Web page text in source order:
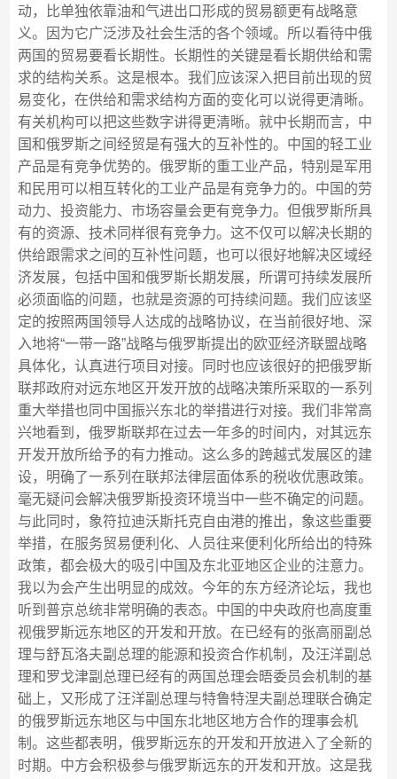
动，比单独依靠油和气进出口形成的贸易额更有战略意
义。因为它广泛涉及社会生活的各个领域。所以看待中俄
两国的贸易要看长期性。长期性的关键是看长期供给和需
求的结构关系。这是根本。我们应该深入把目前出现的贸
易变化，在供给和需求结构方面的变化可以说得更清晰。
有关机构可以把这些数字讲得更清晰。就中长期而言，中
国和俄罗斯之间经贸是有强大的互补性的。中国的轻工业
产品是有竞争优势的。俄罗斯的重工业产品，特别是军用
和民用可以相互转化的工业产品是有竞争力的。中国的劳
动力、投资能力、市场容量会更有竞争力。但俄罗斯所具
有的资源、技术同样很有竞争力。这不仅可以解决长期的
供给跟需求之间的互补性问题，也可以很好地解决区域经
济发展，包括中国和俄罗斯长期发展，所谓可持续发展所
必须面临的问题，也就是资源的可持续问题。我们应该坚
定的按照两国领导人达成的战略协议，在当前很好地、深
入地将“一带一路”战略与俄罗斯提出的欧亚经济联盟战略
具体化，认真进行项目对接。同时也应该很好的把俄罗斯
联邦政府对远东地区开发开放的战略决策所采取的一系列
重大举措也同中国振兴东北的举措进行对接。我们非常高
兴地看到，俄罗斯联邦在过去一年多的时间内，对其远东
开发开放所给予的有力推动。这么多的跨越式发展区的建
设，明确了一系列在联邦法律层面体系的税收优惠政策。
毫无疑问会解决俄罗斯投资环境当中一些不确定的问题。
与此同时，象符拉迪沃斯托克自由港的推出，象这些重要
举措，在服务贸易便利化、人员往来便利化所给出的特殊
政策，都会极大的吸引中国及东北亚地区企业的注意力。
我以为会产生出明显的成效。今年的东方经济论坛，我也
听到普京总统非常明确的表态。中国的中央政府也高度重
视俄罗斯远东地区的开发和开放。在已经有的张高丽副总
理与舒瓦洛夫副总理的能源和投资合作机制，及汪洋副总
理和罗戈津副总理已经有的两国总理会晤委员会机制的基
础上，又形成了汪洋副总理与特鲁特涅夫副总理联合确定
的俄罗斯远东地区与中国东北地区地方合作的理事会机
制。这些都表明，俄罗斯远东的开发和开放进入了全新的
时期。中方会积极参与俄罗斯远东的开发和开放。这是我